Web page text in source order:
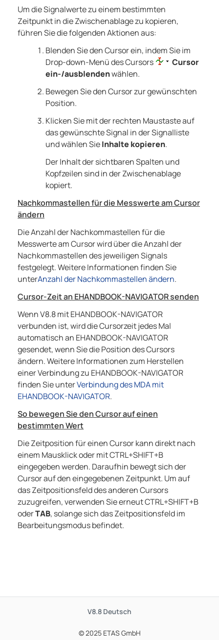
Um die Signalwerte zu einem bestimmten
Zeitpunkt in die Zwischenablage zu kopieren,
führen Sie die folgenden Aktionen aus:
Blenden Sie den Cursor ein, indem Sie im
Drop-down-Menü des Cursors
Cursor
ein-/ausblendenwählen.
Bewegen Sie den Cursor zur gewünschten
Position.
Klicken Sie mit der rechten Maustaste auf
das gewünschte Signal in der Signalliste
und wählen SieInhalte kopieren.
Der Inhalt der sichtbaren Spalten und
Kopfzeilen sind in der Zwischenablage
kopiert.
Nachkommastellen für die Messwerte am Cursor
ändern
Die Anzahl der Nachkommastellen für die
Messwerte am Cursor wird über die Anzahl der
Nachkommastellen des jeweiligen Signals
festgelegt. Weitere Informationen finden Sie
unterAnzahl der Nachkommastellen ändern.
Cursor-Zeit an EHANDBOOK-NAVIGATOR senden
Wenn V8.8 mit EHANDBOOK-NAVIGATOR
verbunden ist, wird die Cursorzeit jedes Mal
automatisch an EHANDBOOK-NAVIGATOR
gesendet, wenn Sie die Position des Cursors
ändern. Weitere Informationen zum Herstellen
einer Verbindung zu EHANDBOOK-NAVIGATOR
finden Sie unterVerbindung des MDA mit
EHANDBOOK-NAVIGATOR.
So bewegen Sie den Cursor auf einen
bestimmten Wert
Die Zeitposition für einen Cursor kann direkt nach
einem Mausklick oder mitCTRL+SHIFT+B
eingegeben werden. Daraufhin bewegt sich der
Cursor auf den eingegebenen Zeitpunkt. Um auf
das Zeitpositionsfeld des anderen Cursors
zuzugreifen, verwenden Sie erneutCTRL+SHIFT+B
oderTAB, solange sich das Zeitpositionsfeld im
Bearbeitungsmodus befindet.
V8.8 Deutsch
© 2025 ETAS GmbH